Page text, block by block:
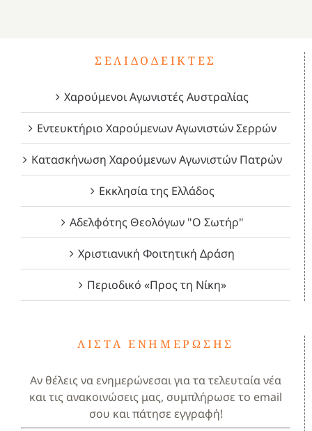
ΣΕΛΙΔΟΔΕΊΚΤΕΣ
Χαρούμενοι Αγωνιστές Αυστραλίας
Εντευκτήριο Χαρούμενων Αγωνιστών Σερρών
Κατασκήνωση Χαρούμενων Αγωνιστών Πατρών
Εκκλησία της Ελλάδος
Αδελφότης Θεολόγων "Ο Σωτήρ"
Χριστιανική Φοιτητική Δράση
Περιοδικό «Προς τη Νίκη»
ΛΊΣΤΑ ΕΝΗΜΈΡΩΣΗΣ
Αν θέλεις να ενημερώνεσαι για τα τελευταία νέα
και τις ανακοινώσεις μας, συμπλήρωσε το email
σου και πάτησε εγγραφή!